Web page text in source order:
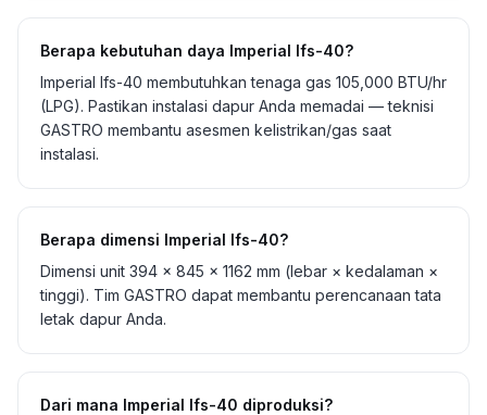
Berapa kebutuhan daya Imperial Ifs-40?
Imperial Ifs-40 membutuhkan tenaga gas 105,000 BTU/hr
(LPG). Pastikan instalasi dapur Anda memadai — teknisi
GASTRO membantu asesmen kelistrikan/gas saat
instalasi.
Berapa dimensi Imperial Ifs-40?
Dimensi unit 394 x 845 x 1162 mm (lebar × kedalaman ×
tinggi). Tim GASTRO dapat membantu perencanaan tata
letak dapur Anda.
Dari mana Imperial Ifs-40 diproduksi?